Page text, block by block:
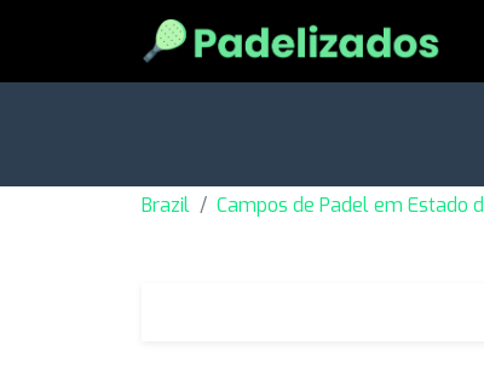
Brazil Campos de Padel em Estado